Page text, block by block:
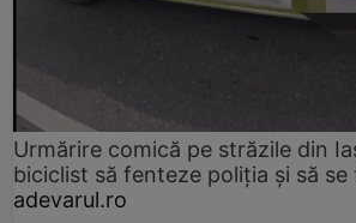
Urmărire comică pe străzile din
biciclist să fenteze poliția și să se
adevarul.ro